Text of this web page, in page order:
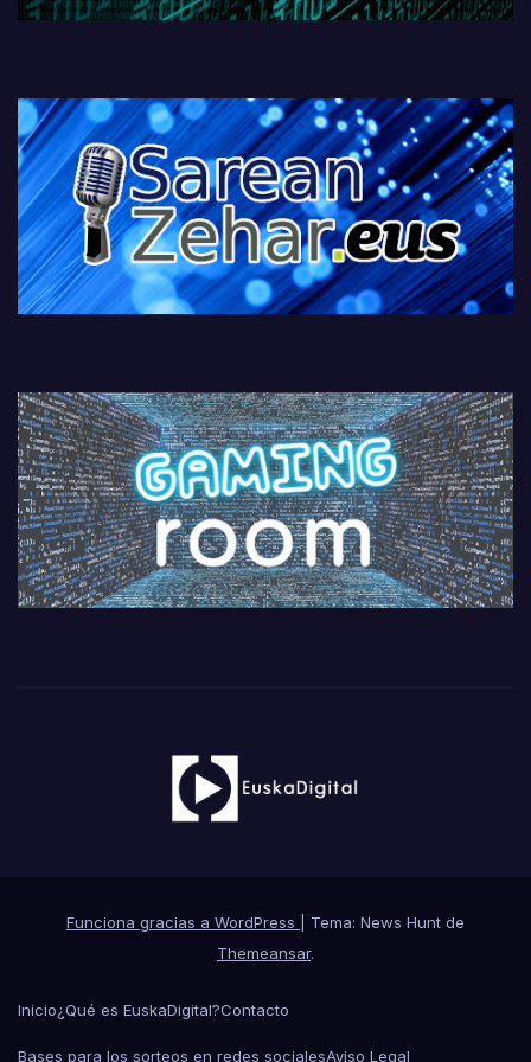
Funciona gracias a WordPress
Tema: News Hunt de
Themeansar.
Inicio¿Qué es EuskaDigital?Contacto
Bases para los sorteos en redes socialesAviso Legal